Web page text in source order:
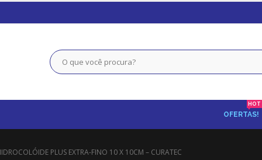
OFERTAS!
HOT
PLUS EXTRA-FINO 10 X 10CM – CURATEC